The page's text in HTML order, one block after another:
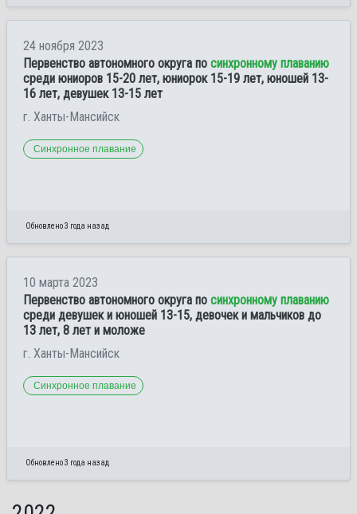
24 ноября 2023
Первенство автономного округа по синхронному плаванию
среди юниоров 15-20 лет, юниорок 15-19 лет, юношей 13-
16 лет, девушек 13-15 лет
г. Ханты-Мансийск
Синхронное плавание
Обновлено 3 года назад
10 марта 2023
Первенство автономного округа по синхронному плаванию
среди девушек и юношей 13-15, девочек и мальчиков до
13 лет, 8 лет и моложе
г. Ханты-Мансийск
Синхронное плавание
Обновлено 3 года назад